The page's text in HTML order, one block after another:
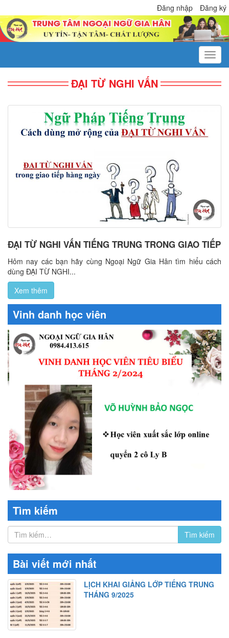
Đăng nhập Đăng ký
ĐẠI TỪ NGHI VẤN
ĐẠI TỪ NGHI VẤN TIẾNG TRUNG TRONG GIAO TIẾP
Hôm nay các bạn hãy cùng Ngoại Ngữ Gia Hân tìm hiểu cách
dùng ĐẠI TỪ NGHI...
Xem thêm
Vinh danh học viên
Tìm kiếm
Bài viết mới nhất
LỊCH KHAI GIẢNG LỚP TIẾNG TRUNG
THÁNG 9/2025